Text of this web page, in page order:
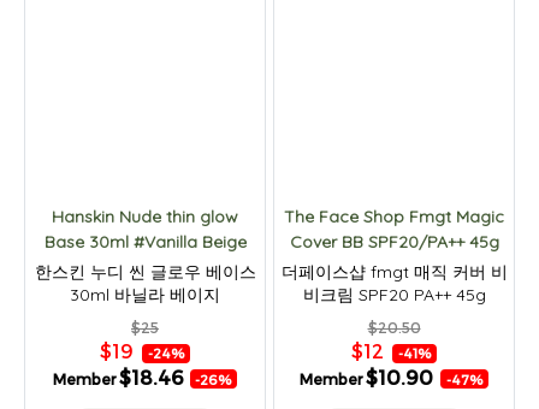
Hanskin Nude thin glow
Base 30ml #Vanilla Beige
한스킨 누디 씬 글로우 베이스
30ml 바닐라 베이지
$25
$19 -24%
Member$18.46 -26%
The Face Shop Fmgt Magic
Cover BB SPF20/PA++ 45g
더페이스샵 fmgt 매직 커버 비
비크림 SPF20 PA++ 45g
$20.50
$12 -41%
Member$10.90 -47%